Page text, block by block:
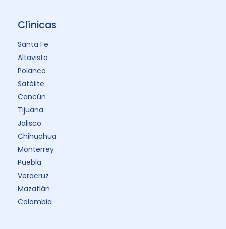
Clínicas
Santa Fe
Altavista
Polanco
Satélite
Cancún
Tijuana
Jalisco
Chihuahua
Monterrey
Puebla
Veracruz
Mazatlán
Colombia